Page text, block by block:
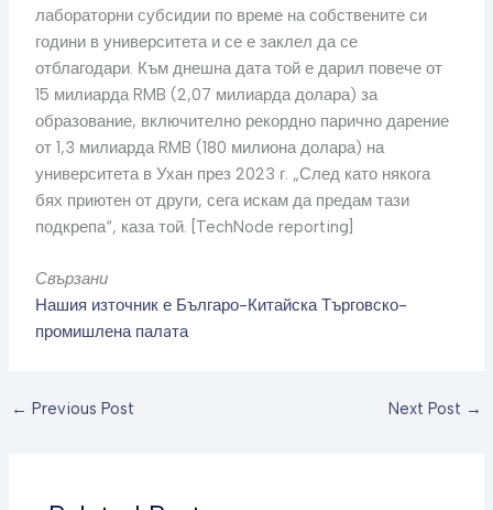
лабораторни субсидии по време на собствените си
години в университета и се е заклел да се
отблагодари. Към днешна дата той е дарил повече от
15 милиарда RMB (2,07 милиарда долара) за
образование, включително рекордно парично дарение
от 1,3 милиарда RMB (180 милиона долара) на
университета в Ухан през 2023 г. „След като някога
бях приютен от други, сега искам да предам тази
подкрепа“, каза той. [TechNode reporting]
Свързани
Нашия източник е Българо-Китайска Търговско-
промишлена палaта
← Previous Post Next Post →